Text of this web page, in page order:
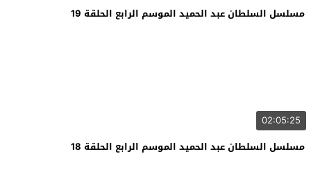
مسلسل السلطان عبد الحميد الموسم الرابع الحلقة 19
02:05:25
مسلسل السلطان عبد الحميد الموسم الرابع الحلقة 18